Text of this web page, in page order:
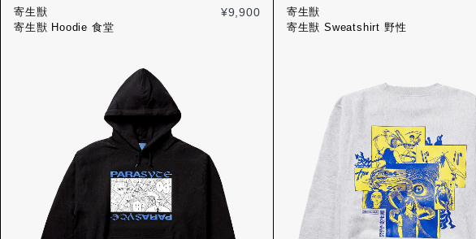
寄生獣
寄生獣 Hoodie 食堂
¥9,900
寄生獣
寄生獣 Sweatshirt 野性